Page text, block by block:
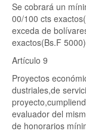
Se cobrará un
00/100 cts
exceda de
exactos(Bs.F
Artículo 9
Proyectos
dustriales,de
evaluador del
de honorarios